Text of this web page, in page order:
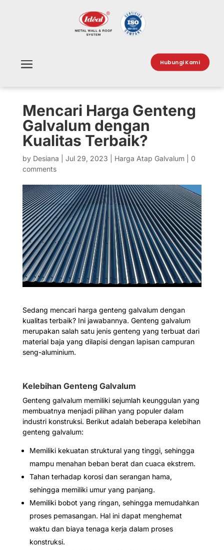
Hubungi Kami
Mencari Harga Genteng
Galvalum dengan
Kualitas Terbaik?
by Desiana Jul 29, 2023 Harga Atap Galvalum| 0
comments
Sedang mencari harga genteng galvalum dengan
kualitas terbaik? Ini jawabannya. Genteng galvalum
merupakan salah satu jenis genteng yang terbuat dari
material baja yang dilapisi dengan lapisan campuran
seng-aluminium.
Kelebihan Genteng Galvalum
Genteng galvalum memiliki sejumlah keunggulan yang
membuatnya menjadi pilihan yang populer dalam
industri konstruksi. Berikut adalah beberapa kelebihan
genteng galvalum:
Memiliki kekuatan struktural yang tinggi, sehingga
mampu menahan beban berat dan cuaca ekstrem.
Tahan terhadap korosi dan serangan hama,
sehingga memiliki umur yang panjang.
Memiliki bobot yang ringan, sehingga memudahkan
proses pemasangan. Hal ini dapat menghemat
waktu dan biaya tenaga kerja dalam proses
konstruksi.